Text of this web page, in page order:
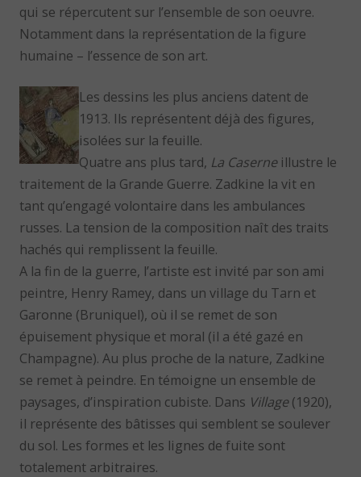
qui se répercutent sur l’ensemble de son oeuvre.
Notamment dans la représentation de la figure
humaine – l’essence de son art.
Les dessins les plus anciens datent de
1913. Ils représentent déjà des figures,
isolées sur la feuille.
Quatre ans plus tard, La Caserneillustre le
traitement de la Grande Guerre. Zadkine la vit en
tant qu’engagé volontaire dans les ambulances
russes. La tension de la composition naît des traits
hachés qui remplissent la feuille.
A la fin de la guerre, l’artiste est invité par son ami
peintre, Henry Ramey, dans un village du Tarn et
Garonne (Bruniquel), où il se remet de son
épuisement physique et moral (il a été gazé en
Champagne). Au plus proche de la nature, Zadkine
se remet à peindre. En témoigne un ensemble de
paysages, d’inspiration cubiste. Dans Village(1920),
il représente des bâtisses qui semblent se soulever
du sol. Les formes et les lignes de fuite sont
totalement arbitraires.